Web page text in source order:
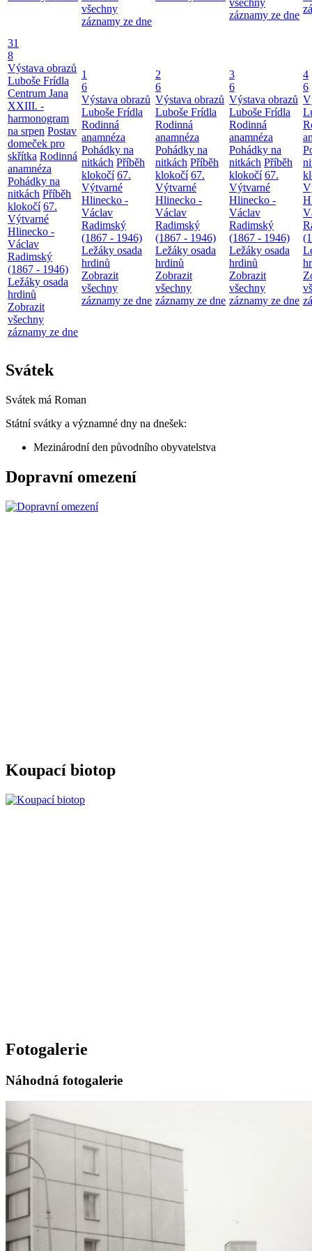
všechny
záznamy ze dne
všechny
záznamy ze dne
31
8
Výstava obrazů
Luboše Frídla
Centrum Jana
XXIII. -
harmonogram
na srpen Postav
domeček pro
skřítka Rodinná
anamnéza
Pohádky na
nitkách Příběh
klokočí 67.
Výtvarné
Hlinecko -
Václav
Radimský
(1867 - 1946)
Ležáky osada
hrdinů
Zobrazit
všechny
záznamy ze dne
1
6
Výstava obrazů
Luboše Frídla
Rodinná
anamnéza
Pohádky na
nitkách Příběh
klokočí 67.
Výtvarné
Hlinecko -
Václav
Radimský
(1867 - 1946)
Ležáky osada
hrdinů
Zobrazit
všechny
záznamy ze dne
2
6
Výstava obrazů
Luboše Frídla
Rodinná
anamnéza
Pohádky na
nitkách Příběh
klokočí 67.
Výtvarné
Hlinecko -
Václav
Radimský
(1867 - 1946)
Ležáky osada
hrdinů
Zobrazit
všechny
záznamy ze dne
3
6
Výstava obrazů
Luboše Frídla
Rodinná
anamnéza
Pohádky na
nitkách Příběh
klokočí 67.
Výtvarné
Hlinecko -
Václav
Radimský
(1867 - 1946)
Ležáky osada
hrdinů
Zobrazit
všechny
záznamy ze dne
4
6
Svátek
Svátek má Roman
Státní svátky a významné dny na dnešek:
Mezinárodní den původního obyvatelstva
Dopravní omezení
Koupací biotop
Fotogalerie
Náhodná fotogalerie